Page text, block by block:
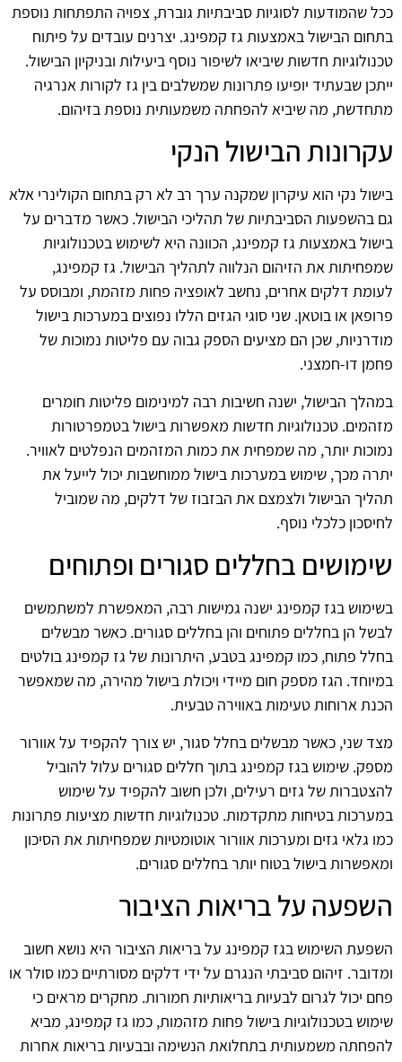
ככל שהמודעות לסוגיות סביבתיות גוברת, צפויה התפתחות נוספת
בתחום הבישול באמצעות גז קמפינג. יצרנים עובדים על פיתוח
טכנולוגיות חדשות שיביאו לשיפור נוסף ביעילות ובניקיון הבישול.
ייתכן שבעתיד יופיעו פתרונות שמשלבים בין גז לקורות אנרגיה
מתחדשת, מה שיביא להפחתה משמעותית נוספת בזיהום.
עקרונות הבישול הנקי
בישול נקי הוא עיקרון שמקנה ערך רב לא רק בתחום הקולינרי אלא
גם בהשפעות הסביבתיות של תהליכי הבישול. כאשר מדברים על
בישול באמצעות גז קמפינג, הכוונה היא לשימוש בטכנולוגיות
שמפחיתות את הזיהום הנלווה לתהליך הבישול. גז קמפינג,
לעומת דלקים אחרים, נחשב לאופציה פחות מזהמת, ומבוסס על
פרופאן או בוטאן. שני סוגי הגזים הללו נפוצים במערכות בישול
מודרניות, שכן הם מציעים הספק גבוה עם פליטות נמוכות של
פחמן דו-חמצני.
במהלך הבישול, ישנה חשיבות רבה למינימום פליטות חומרים
מזהמים. טכנולוגיות חדשות מאפשרות בישול בטמפרטורות
נמוכות יותר, מה שמפחית את כמות המזהמים הנפלטים לאוויר.
יתרה מכך, שימוש במערכות בישול ממוחשבות יכול לייעל את
תהליך הבישול ולצמצם את הבזבוז של דלקים, מה שמוביל
לחיסכון כלכלי נוסף.
שימושים בחללים סגורים ופתוחים
בשימוש בגז קמפינג ישנה גמישות רבה, המאפשרת למשתמשים
לבשל הן בחללים פתוחים והן בחללים סגורים. כאשר מבשלים
בחלל פתוח, כמו קמפינג בטבע, היתרונות של גז קמפינג בולטים
במיוחד. הגז מספק חום מיידי ויכולת בישול מהירה, מה שמאפשר
הכנת ארוחות טעימות באווירה טבעית.
מצד שני, כאשר מבשלים בחלל סגור, יש צורך להקפיד על אוורור
מספק. שימוש בגז קמפינג בתוך חללים סגורים עלול להוביל
להצטברות של גזים רעילים, ולכן חשוב להקפיד על שימוש
במערכות בטיחות מתקדמות. טכנולוגיות חדשות מציעות פתרונות
כמו גלאי גזים ומערכות אוורור אוטומטיות שמפחיתות את הסיכון
ומאפשרות בישול בטוח יותר בחללים סגורים.
השפעה על בריאות הציבור
השפעת השימוש בגז קמפינג על בריאות הציבור היא נושא חשוב
ומדובר. זיהום סביבתי הנגרם על ידי דלקים מסורתיים כמו סולר או
פחם יכול לגרום לבעיות בריאותיות חמורות. מחקרים מראים כי
שימוש בטכנולוגיות בישול פחות מזהמות, כמו גז קמפינג, מביא
להפחתה משמעותית בתחלואת הנשימה ובבעיות בריאות אחרות